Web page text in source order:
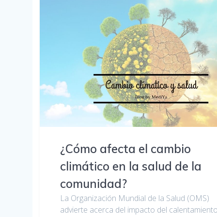
¿Cómo afecta el cambio
climático en la salud de la
comunidad?
La Organización Mundial de la Salud (OMS)
advierte acerca del impacto del